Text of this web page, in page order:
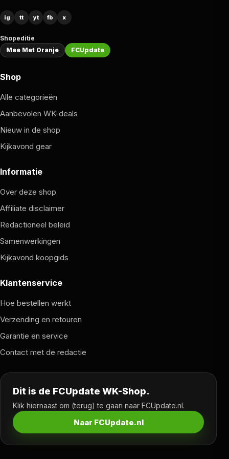
ig tt yt fb x
Shopeditie
Mee Met Oranje
FCUpdate
Shop
Alle categorieën
Aanbevolen WK-deals
Nieuw in de shop
Kijkavond gear
Informatie
Over deze shop
Affiliate disclaimer
Redactioneel beleid
Samenwerkingen
Kijkavond koopgids
Klantenservice
Hoe bestellen werkt
Verzending en retouren
Garantie en service
Contact met de redactie
Dit is de FCUpdate WK-Shop.
Klik hiernaast om (terug) te gaan naar FCUpdate.nl.
Naar FCUpdate.nl